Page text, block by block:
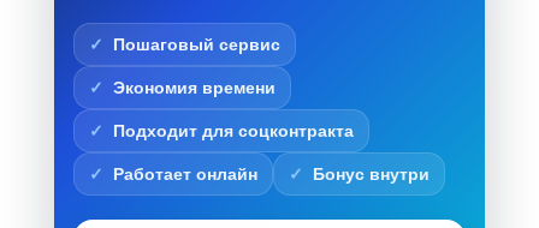
Пошаговый сервис
Экономия времени
Подходит для соцконтракта
Работает онлайн Бонус внутри